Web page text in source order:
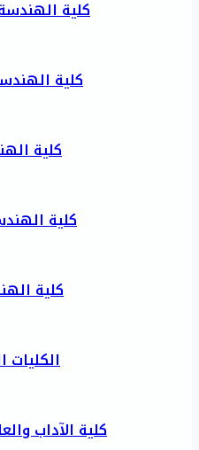
كلية
كلية
كلية
كلية
كلية
الكليات
كلية الآداب